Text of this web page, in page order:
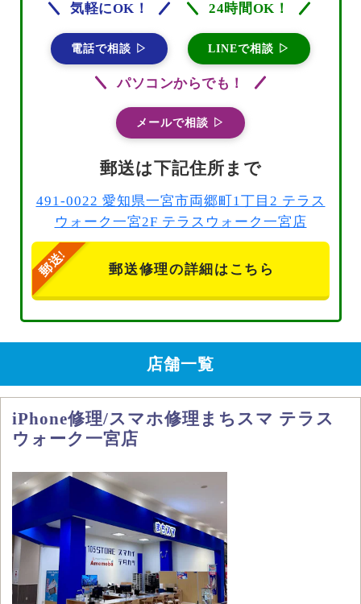
気軽にOK！
電話で相談 ▷
24時間OK！
LINEで相談 ▷
パソコンからでも！
メールで相談 ▷
郵送は下記住所まで
491-0022 愛知県一宮市両郷町1丁目2 テラス
ウォーク一宮2F テラスウォーク一宮店
郵送修理の詳細はこちら
店舗一覧
iPhone修理/スマホ修理まちスマ テラス
ウォーク一宮店